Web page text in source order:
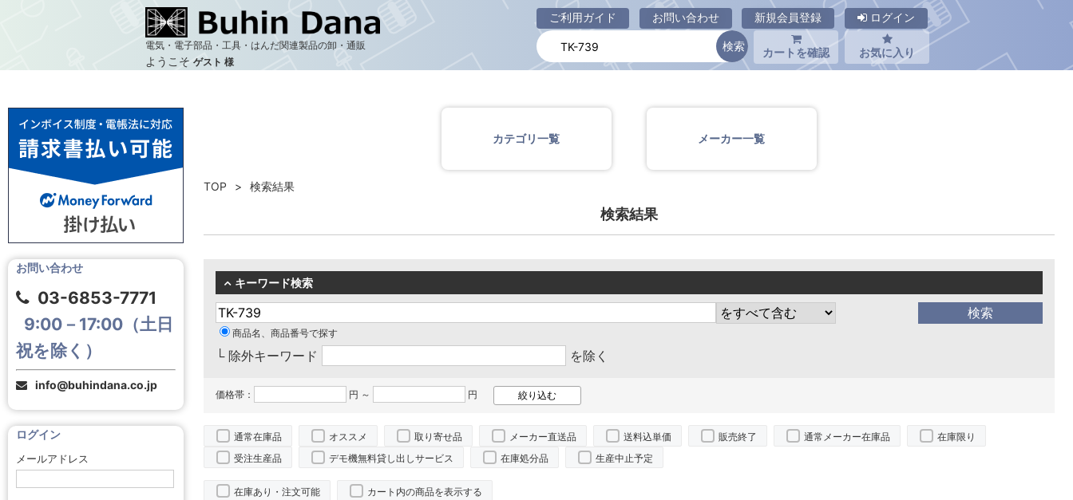
電気・電子部品・工具・はんだ関連製品の卸・通販
ようこそ ゲスト 様
ご利用ガイド お問い合わせ 新規会員登録 ログイン
カートを確認 お気に入り
商品一覧ページ
お問い合わせ
03-6853-7771
9:00－17:00（土日
祝を除く）
info@buhindana.co.jp
ログイン
メールアドレス
カテゴリ一覧 メーカー一覧
TOP 検索結果
検索結果
キーワード検索
商品名、商品番号で探す
└ 除外キーワード を除く
価格帯： 円 ～ 円
通常在庫品 オススメ 取り寄せ品 メーカー直送品 送料込単価 販売終了 通常メーカー在庫品
在庫限り
受注生産品
デモ機無料貸し出しサービス 在庫処分品 生産中止予定
在庫あり・注文可能 カート内の商品を表示する